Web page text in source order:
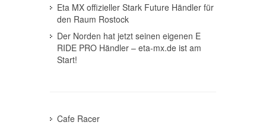
Eta MX offizieller Stark Future Händler für
den Raum Rostock
Der Norden hat jetzt seinen eigenen E
RIDE PRO Händler – eta-mx.de ist am
Start!
Cafe Racer